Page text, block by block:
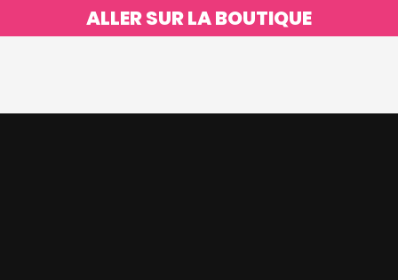
ALLER SUR LA BOUTIQUE